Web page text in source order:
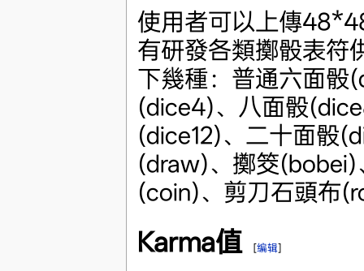
使用者可以上傳
有研發各類擲骰表符
下幾種：普通六面骰
(dice4)、八面骰
(dice12)、二十面骰
(draw)、擲筊
(coin)、剪刀石頭布
Karma值 [编辑]